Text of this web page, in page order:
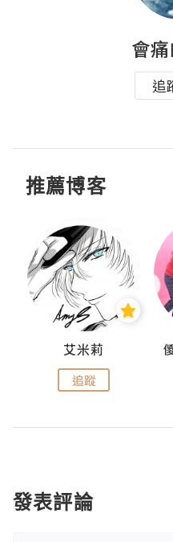
會
追
推薦博客
艾米莉
追蹤
發表評論